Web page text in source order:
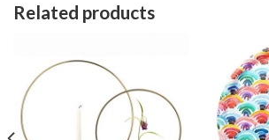
Related products